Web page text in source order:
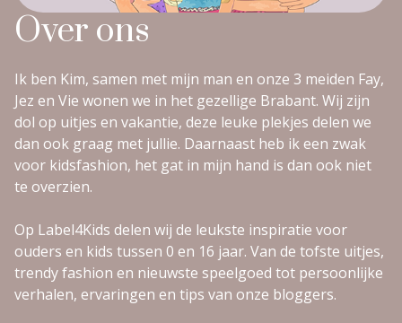
Over ons
Ik ben Kim, samen met mijn man en onze 3 meiden Fay,
Jez en Vie wonen we in het gezellige Brabant. Wij zijn
dol op uitjes en vakantie, deze leuke plekjes delen we
dan ook graag met jullie. Daarnaast heb ik een zwak
voor kidsfashion, het gat in mijn hand is dan ook niet
te overzien.
Op Label4Kids delen wij de leukste inspiratie voor
ouders en kids tussen 0 en 16 jaar. Van de tofste uitjes,
trendy fashion en nieuwste speelgoed tot persoonlijke
verhalen, ervaringen en tips van onze bloggers.